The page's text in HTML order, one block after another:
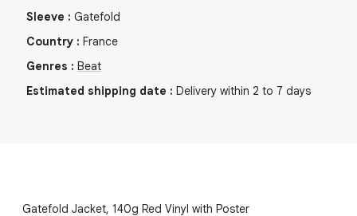
Sleeve : Gatefold
Country : France
Genres : Beat
Estimated shipping date : Delivery within 2 to 7 days
Gatefold Jacket, 140g Red Vinyl with Poster